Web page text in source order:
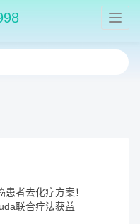
患者去化疗方案！
联合疗法获益